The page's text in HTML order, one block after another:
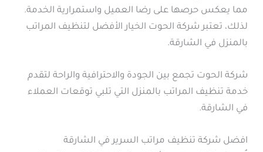
مما يعكس حرصها على رضا العميل واستمرارية الخدمة.
لذلك، تعتبر شركة الحوت الخيار الأفضل لتنظيف المراتب
بالمنزل في الشارقة.
شركة الحوت تجمع بين الجودة والاحترافية والراحة لتقدم
خدمة تنظيف المراتب بالمنزل التي تلبي توقعات العملاء
في الشارقة.
افضل شركة تنظيف مراتب السرير في الشارقة